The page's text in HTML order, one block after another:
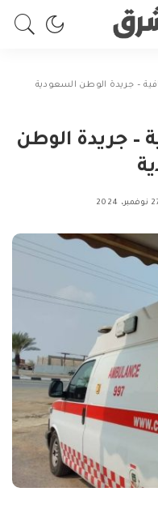
– جريدة الوطن
2024